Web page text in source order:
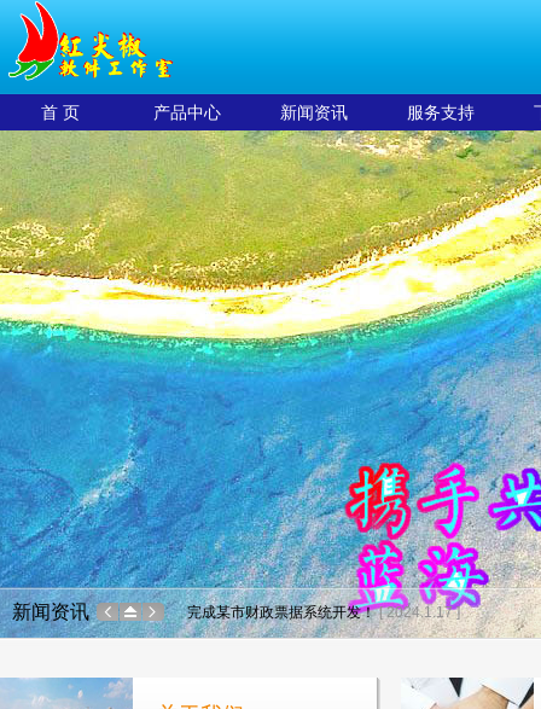
首 页 产品中心 新闻资讯 服务支持
新闻资讯
2020-01-15 设施设备运行健康状态监测分...[
带 网络 服务 自定义 万能 公式 计算器 ...[ 2024.3.3 ]
完成某市财政票据系统开发！[ 2024.1.17 ]
带 网络 服务 自定义